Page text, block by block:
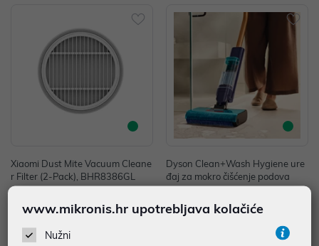
Xiaomi Dust Mite Vacuum Cleane
r Filter (2-Pack), BHR8386GL
Dyson Clean+Wash Hygiene ure
đaj za mokro čišćenje podova
www.mikronis.hr upotrebljava kolačiće
Nužni